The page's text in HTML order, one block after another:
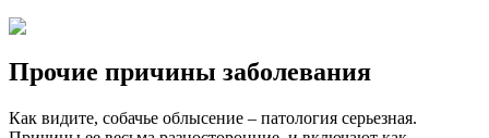
Прочие причины заболевания
Как видите, собачье облысение – патология серьезная.